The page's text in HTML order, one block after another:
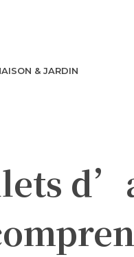
& JARDIN